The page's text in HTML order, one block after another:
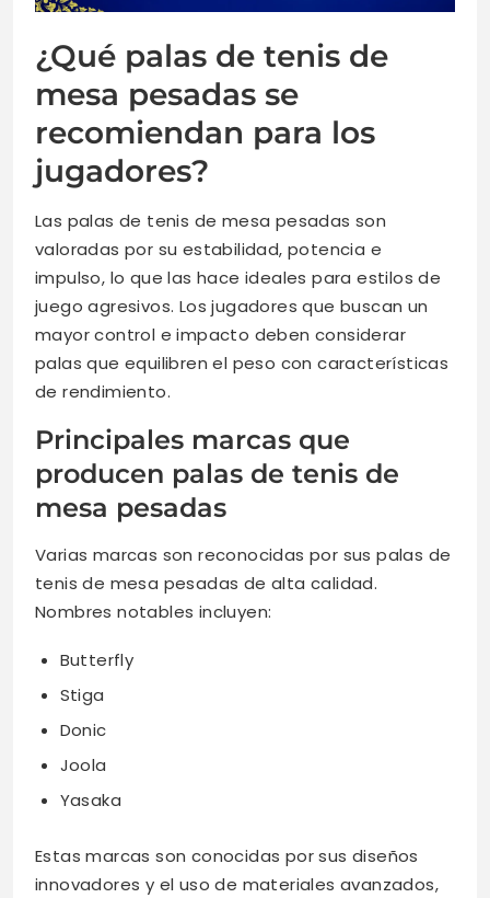
¿Qué palas de tenis de
mesa pesadas se
recomiendan para los
jugadores?
Las palas de tenis de mesa pesadas son
valoradas por su estabilidad, potencia e
impulso, lo que las hace ideales para estilos de
juego agresivos. Los jugadores que buscan un
mayor control e impacto deben considerar
palas que equilibren el peso con características
de rendimiento.
Principales marcas que
producen palas de tenis de
mesa pesadas
Varias marcas son reconocidas por sus palas de
tenis de mesa pesadas de alta calidad.
Nombres notables incluyen:
Butterfly
Stiga
Donic
Joola
Yasaka
Estas marcas son conocidas por sus diseños
innovadores y el uso de materiales avanzados,